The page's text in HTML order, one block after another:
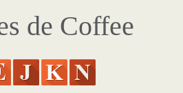
de Coffee